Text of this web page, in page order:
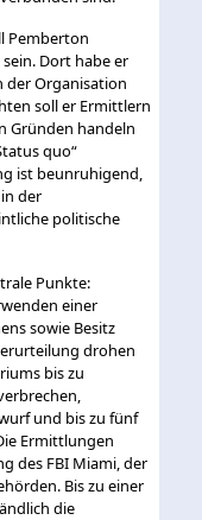
Pemberton
Dort habe er
der Organisation
soll er Ermittlern
Gründen handeln
quo“
ist beunruhigend,
der
politische
Punkte:
einer
sowie Besitz
drohen
bis zu
und bis zu fünf
Ermittlungen
des FBI Miami, der
Bis zu einer
die